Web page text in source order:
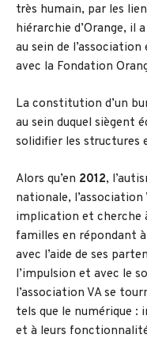
très humain, par les
hiérarchie d’Orange, il
au sein de
avec la Fondation
La constitution d’un
au sein duquel siègent
solidifier les structures
Alors qu’en 2012,
nationale,
implication et cherche
familles en répondant
avec l’aide de ses
l’impulsion et avec le
l’association VA se
tels que le numérique
et à leurs